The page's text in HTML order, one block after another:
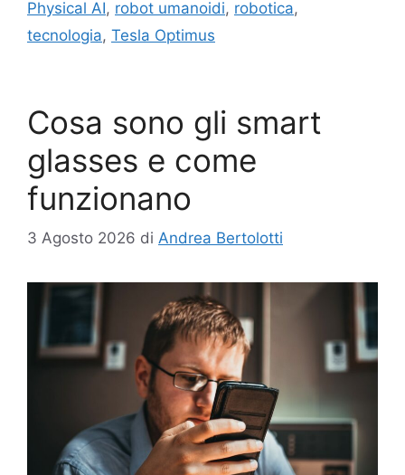
Physical AI, robot umanoidi, robotica,
tecnologia, Tesla Optimus
Cosa sono gli smart
glasses e come
funzionano
3 Agosto 2026 di Andrea Bertolotti